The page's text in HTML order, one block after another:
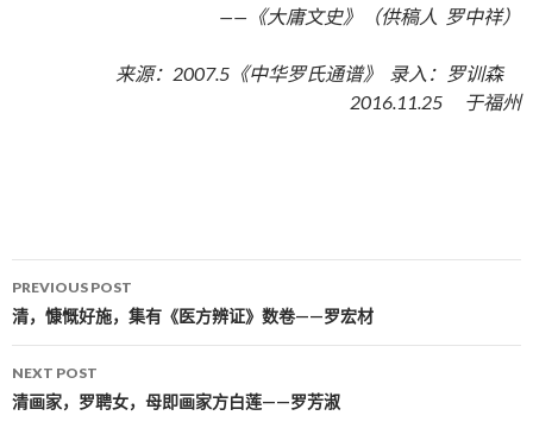
——《大庸文史》（供稿人 罗中祥）
来源：2007.5《中华罗氏通谱》 录入：罗训森
2016.11.25 于福州
Post navigation
PREVIOUS POST
清，慷慨好施，集有《医方辨证》数卷——罗宏材
NEXT POST
清画家，罗聘女，母即画家方白莲——罗芳淑